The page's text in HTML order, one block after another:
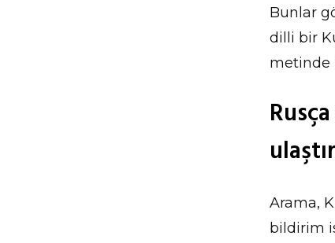
Bunlar
dilli bir
metinde
Arama,
bildirim